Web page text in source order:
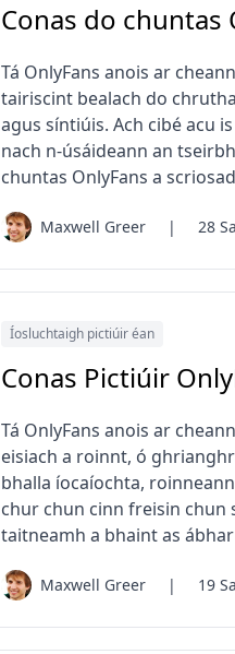
Conas do chuntas
Tá OnlyFans anois ar
tairiscint bealach do
agus síntiúis. Ach cibé acu
nach n-úsáideann an
chuntas OnlyFans a
Maxwell Greer | 28
Íosluchtaigh pictiúir éan
Conas Pictiúir
Tá OnlyFans anois ar
eisiach a roinnt, ó
bhalla íocaíochta,
chur chun cinn freisin chun
taitneamh a bhaint as
Maxwell Greer | 19